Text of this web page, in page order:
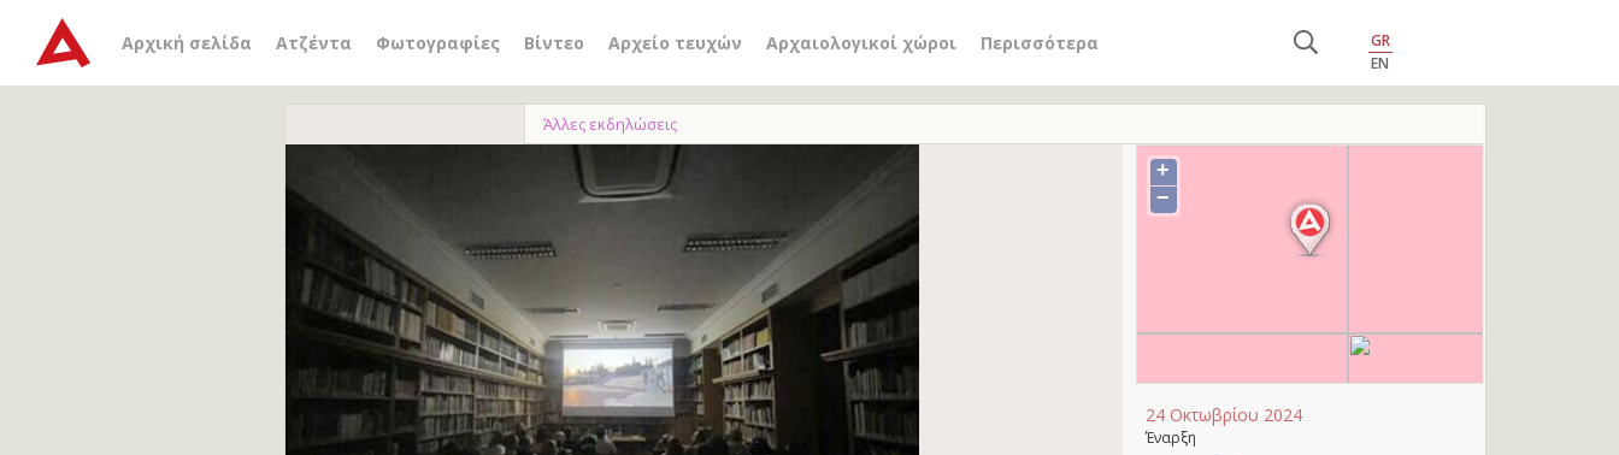
Αρχική σελίδα Ατζέντα Φωτογραφίες Βίντεο Αρχείο τευχών Αρχαιολογικοί χώροι Περισσότερα
GR
EN
Άλλες εκδηλώσεις
+
−
24 Οκτωβρίου 2024
Έναρξη